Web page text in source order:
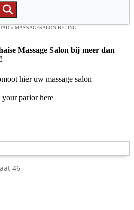
» MASSAGESALON BEIJING
Massage Salon bij meer dan
hier uw massage salon
parlor here
46